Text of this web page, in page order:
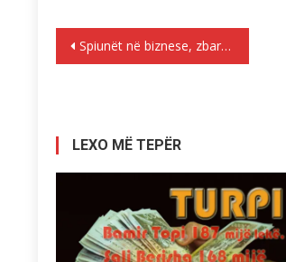
Lëvizje
Spiunët në biznese, zbardhet skema si po emërohen strukturat
LEXO MË TEPËR